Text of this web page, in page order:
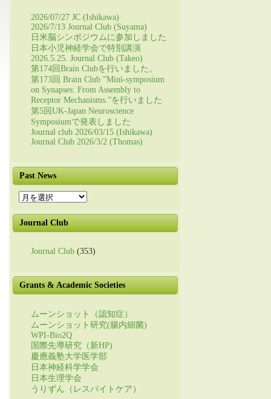
2026/07/27 JC (Ishikawa)
2026/7/13 Journal Club (Suyama)
日米脳シンポジウムに参加しました
日本小児神経学会で特別講演
2026.5.25. Journal Club (Takeo)
第174回Brain Clubを行いました。
第173回 Brain Club ”Mini-symposium
on Synapses: From Assembly to
Receptor Mechanisms.”を行いました
第5回UK-Japan Neuroscience
Symposiumで発表しました
Journal club 2026/03/15 (Ishikawa)
Journal Club 2026/3/2 (Thomas)
Past News
Past
News
Journal Club
Journal Club (353)
Grants & Academic Societies
ムーンショット（認知症）
ムーンショット研究(腸内細菌)
WPI-Bio2Q
国際先導研究（新HP)
慶應義塾大学医学部
日本神経科学学会
日本生理学会
うりずん（レスパイトケア）